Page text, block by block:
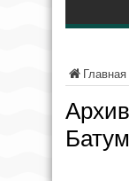
Главная